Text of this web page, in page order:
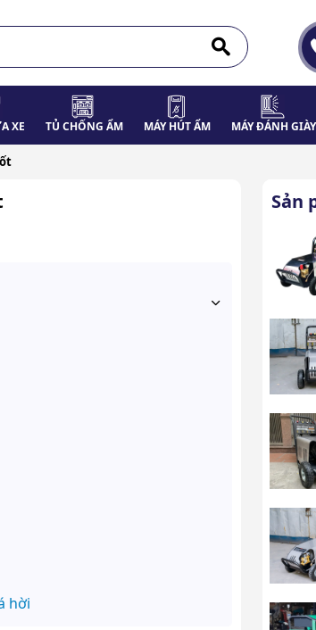
XE TỦ CHỐNG ẨM MÁY HÚT ẨM MÁY ĐÁNH GIÀY
hời
Sản